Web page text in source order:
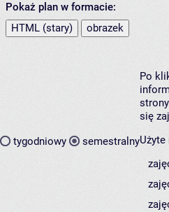
Pokaż plan w formacie:
HTML (stary)
obrazek
tygodniowy semestralny
Po
się
Użyte